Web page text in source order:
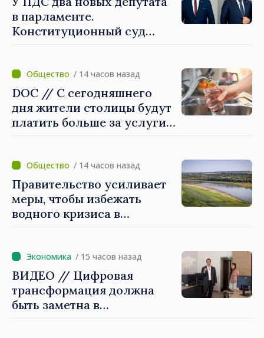
в парламенте.
Конституционный суд
/ 14 часов назад
DOC // С сегодняшнего
дня жители столицы будут
платить больше за услуги
/ 14 часов назад
Правительство усиливает
меры, чтобы избежать
водного кризиса в
/ 15 часов назад
ВИДЕО // Цифровая
трансформация должна
быть заметна в